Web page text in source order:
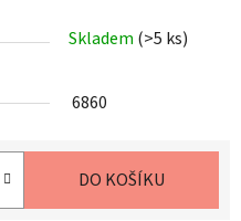
Skladem (>5 ks)
6860
DO KOŠÍKU